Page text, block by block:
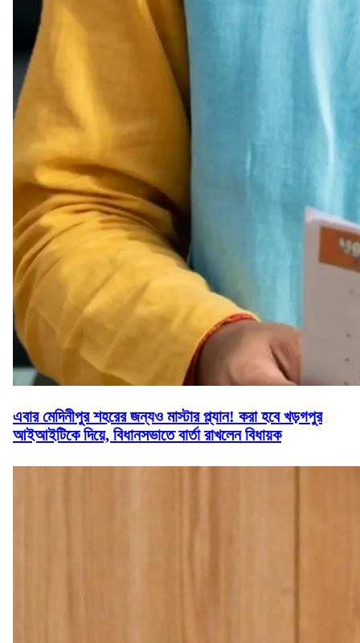
এবার মেদিনীপুর শহরের জন্যও মাস্টার প্ল্যান! করা হবে খড়গপুর
আইআইটিকে দিয়ে, বিধানসভাতে বার্তা রাখলেন বিধায়ক